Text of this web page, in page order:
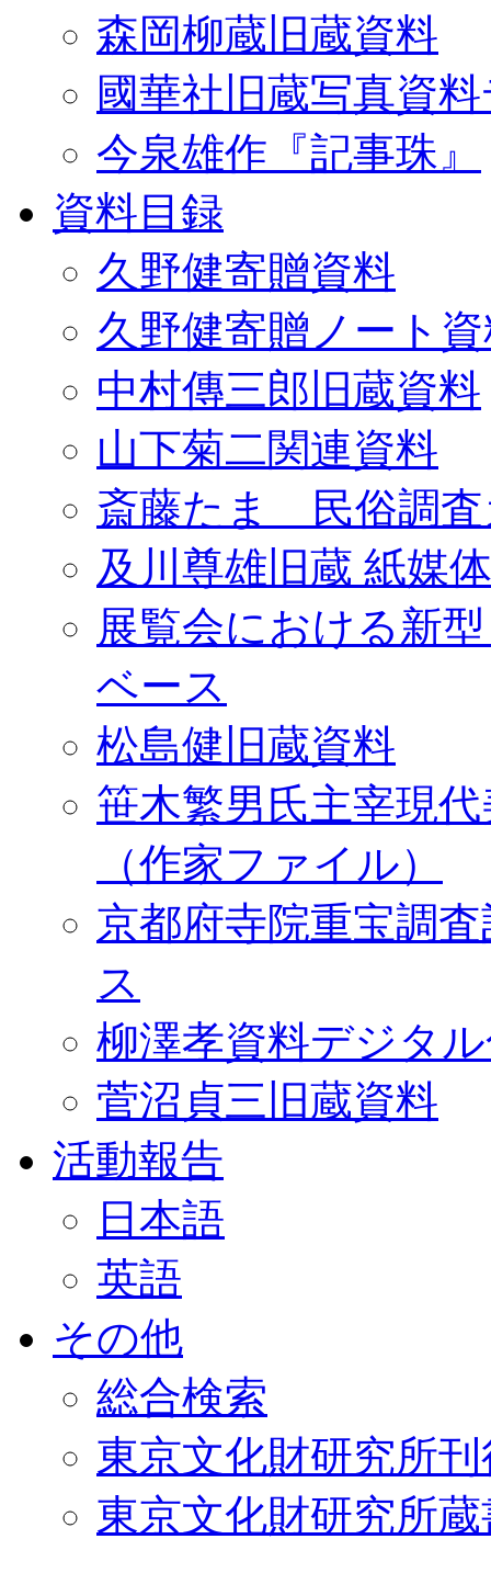
森岡柳蔵旧蔵資料
國華社旧蔵写真資
今泉雄作『記事珠』
資料目録
久野健寄贈資料
久野健寄贈ノート
中村傳三郎旧蔵資料
山下菊二関連資料
斎藤たま 民俗調査
及川尊雄旧蔵 紙媒
展覧会における新
ベース
松島健旧蔵資料
笹木繁男氏主宰現
（作家ファイル）
京都府寺院重宝調
ス
柳澤孝資料デジタ
菅沼貞三旧蔵資料
活動報告
日本語
英語
その他
総合検索
東京文化財研究所
東京文化財研究所